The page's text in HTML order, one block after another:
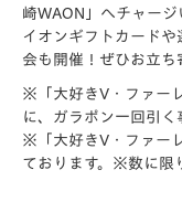
崎WAON」 へチャージ
イオンギフトカード
会 も開催！ぜひお立ち
※「大好きV・ファー
に、ガラポン一回引く
※「大好きV・ファー
ております。※数に限